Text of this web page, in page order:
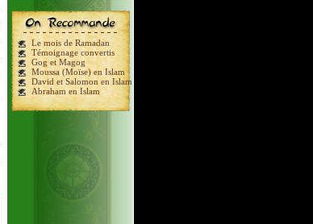
Le mois de Ramadan
Témoignage convertis
Gog et Magog
Moussa (Moïse) en Islam
David et Salomon en Islam
Abraham en Islam